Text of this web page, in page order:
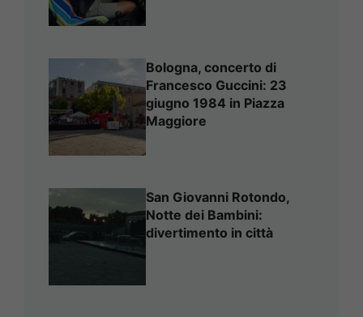
Bologna, concerto di
Francesco Guccini: 23
giugno 1984 in Piazza
Maggiore
San Giovanni Rotondo,
Notte dei Bambini:
divertimento in città